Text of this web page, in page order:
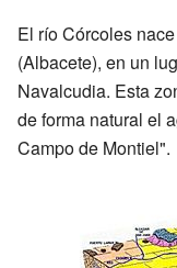
El río Córcoles
(Albacete), en un
Navalcudia. Esta
de forma natural el
Campo de Montiel".